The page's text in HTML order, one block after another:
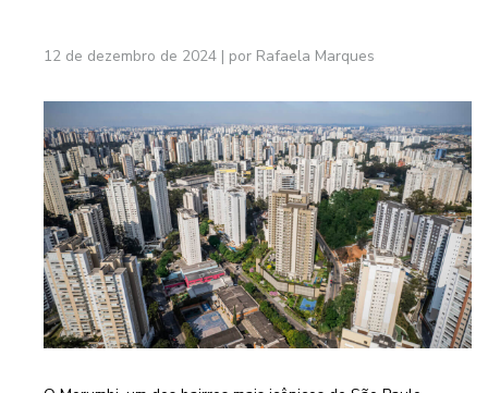
12 de dezembro de 2024 | por Rafaela Marques